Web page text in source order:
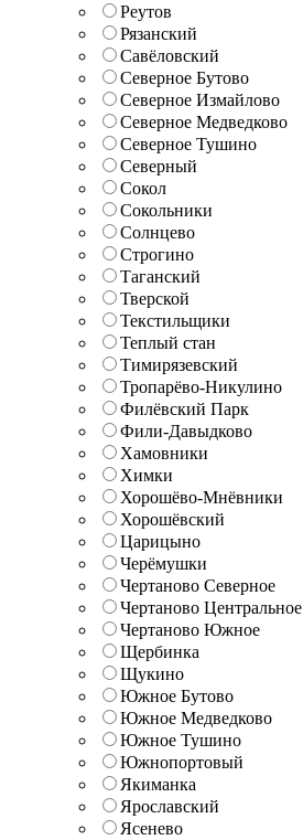
Реутов
Рязанский
Савёловский
Северное Бутово
Северное Измайлово
Северное Медведково
Северное Тушино
Северный
Сокол
Сокольники
Солнцево
Строгино
Таганский
Тверской
Текстильщики
Теплый стан
Тимирязевский
Тропарёво-Никулино
Филёвский Парк
Фили-Давыдково
Хамовники
Химки
Хорошёво-Мнёвники
Хорошёвский
Царицыно
Черёмушки
Чертаново Северное
Чертаново Центральное
Чертаново Южное
Щербинка
Щукино
Южное Бутово
Южное Медведково
Южное Тушино
Южнопортовый
Якиманка
Ярославский
Ясенево